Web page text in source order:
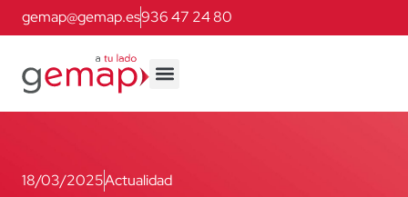
gemap@gemap.es936 47 24 80
18/03/2025Actualidad